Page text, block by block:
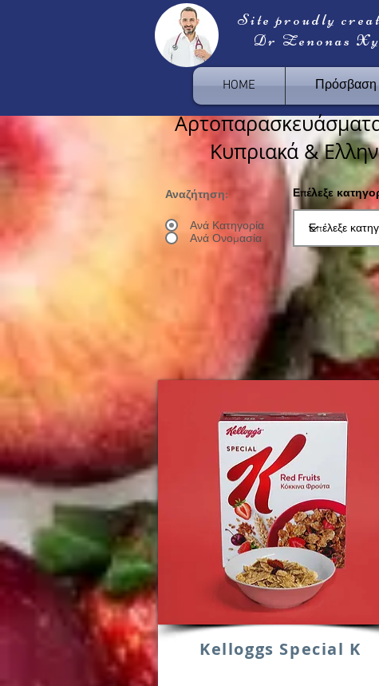
Site proudly
Dr Zenonas
HOME Πρόσβαση
Κυπριακά &
Επέλεξε
Αναζήτηση:
Ανά Κατηγορία
Ανά Ονομασία
Kelloggs Special K